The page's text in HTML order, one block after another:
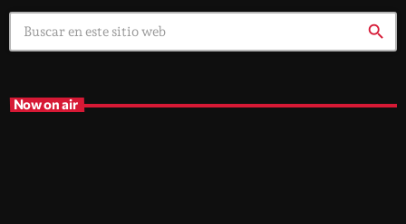
search
Now on air